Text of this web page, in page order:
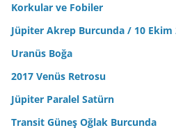
Korkular ve Fobiler
Jüpiter Akrep Burcunda / 10 Ekim
Uranüs Boğa
2017 Venüs Retrosu
Jüpiter Paralel Satürn
Transit Güneş Oğlak Burcunda